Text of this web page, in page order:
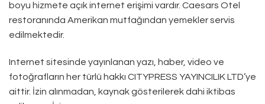
boyu hizmete açık internet erişimi vardır. Caesars Otel
restoranında Amerikan mutfağından yemekler servis
edilmektedir.
Internet sitesinde yayınlanan yazı, haber, video ve
fotoğrafların her türlü hakkı CITYPRESS YAYINCILIK LTD’ye
aittir. İzin alınmadan, kaynak gösterilerek dahi iktibas